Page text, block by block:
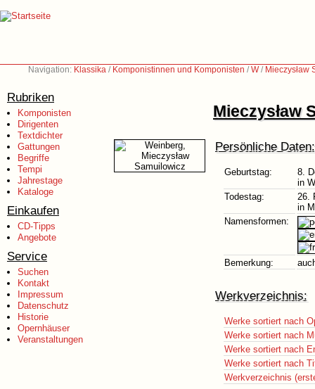
Navigation: Klassika / Komponistinnen und Komponisten /W/
Rubriken
Komponisten
Dirigenten
Textdichter
Gattungen
Begriffe
Tempi
Jahrestage
Kataloge
Einkaufen
CD-Tipps
Angebote
Service
Suchen
Kontakt
Impressum
Datenschutz
Historie
Opernhäuser
Veranstaltungen
Mieczysław
Persönliche Daten:
Geburtstag:
8.
in
Todestag:
26.
in
Namensformen:
Bemerkung:
Werkverzeichnis:
Werke sortiert nach
Werke sortiert nach
Werke sortiert nach
Werke sortiert nach
Werkverzeichnis